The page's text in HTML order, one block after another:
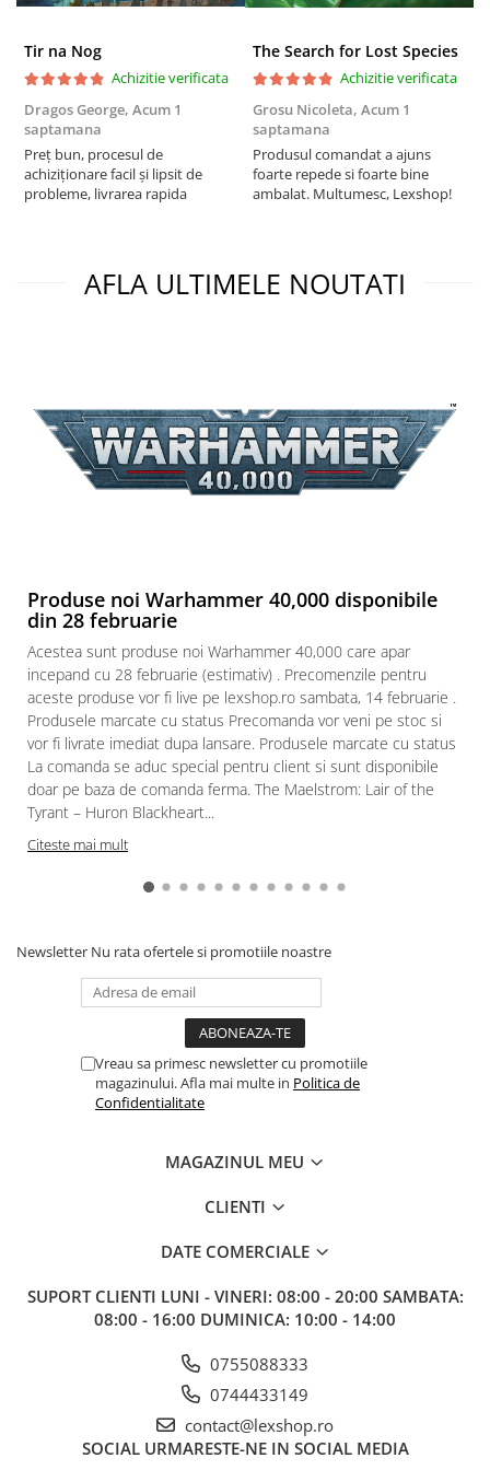
Puzzle 8000 piese
Puzzle 150 piese
Puzzle 1000 piese fluorescent
Puzzle din lemn
Mandala
Puzzle 3 in 1
Warhammer
Warhammer 40K
Age of Sigmar
Books and Codex
Accesorii
Figurine
Star Wars figurine
Friday The 13th
Marvel Univers
Figurine diverse
DC Univers
FUNKO POP!
Anime
Transformers
Modele Revell
Tir na Nog
Achizitie verificata
Dragos George, Acum 1
saptamana
Preț bun, procesul de
achiziționare facil și lipsit de
probleme, livrarea rapida
The Search for Lost Species
Achizitie verificata
Grosu Nicoleta, Acum 1
saptamana
Produsul comandat a ajuns
foarte repede si foarte bine
ambalat. Multumesc, Lexshop!
AFLA ULTIMELE NOUTATI
Produse noi Warhammer 40,000 disponibile
din 28 februarie
Acestea sunt produse noi Warhammer 40,000 care apar
incepand cu 28 februarie (estimativ) . Precomenzile pentru
aceste produse vor fi live pe lexshop.ro sambata, 14 februarie .
Produsele marcate cu status Precomanda vor veni pe stoc si
vor fi livrate imediat dupa lansare. Produsele marcate cu status
La comanda se aduc special pentru client si sunt disponibile
doar pe baza de comanda ferma. The Maelstrom: Lair of the
Tyrant – Huron Blackheart...
Citeste mai mult
Newsletter Nu rata ofertele si promotiile noastre
Vreau sa primesc newsletter cu promotiile
magazinului. Afla mai multe in Politica de
Confidentialitate
MAGAZINUL MEU
CLIENTI
DATE COMERCIALE
SUPORT CLIENTI LUNI - VINERI: 08:00 - 20:00 SAMBATA:
08:00 - 16:00 DUMINICA: 10:00 - 14:00
0755088333
0744433149
contact@lexshop.ro
SOCIAL URMARESTE-NE IN SOCIAL MEDIA